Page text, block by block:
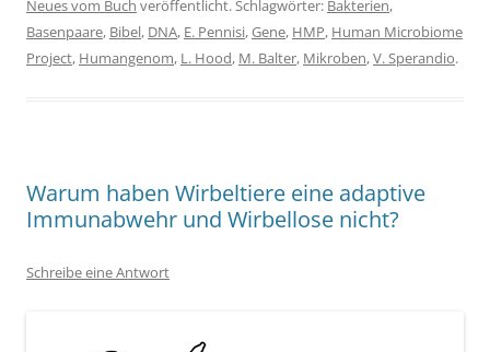
Neues vom Buch veröffentlicht. Schlagwörter: Bakterien,
Basenpaare, Bibel, DNA, E. Pennisi,Gene, HMP, Human Microbiome
Project, Humangenom, L. Hood, M. Balter, Mikroben,V. Sperandio.
Warum haben Wirbeltiere eine adaptive
Immunabwehr und Wirbellose nicht?
Schreibe eine Antwort